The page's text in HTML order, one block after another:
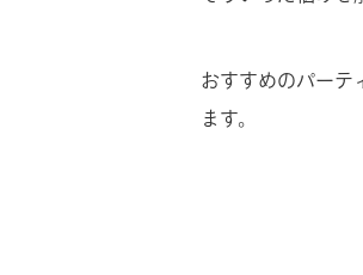
おすすめのパーテ
ます。